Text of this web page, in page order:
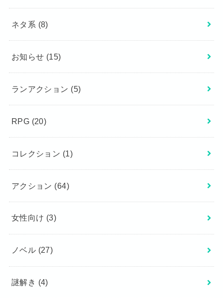
ネタ系 (8)
お知らせ (15)
ランアクション (5)
RPG (20)
コレクション (1)
アクション (64)
女性向け (3)
ノベル (27)
謎解き (4)